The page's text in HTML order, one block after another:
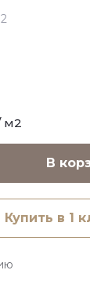
м2
В
Купить в 1